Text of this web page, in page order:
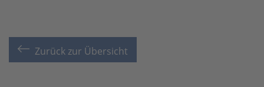
Zurück zur Übersicht